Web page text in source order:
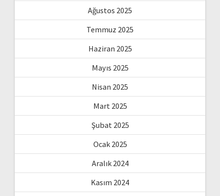
Ağustos 2025
Temmuz 2025
Haziran 2025
Mayıs 2025
Nisan 2025
Mart 2025
Şubat 2025
Ocak 2025
Aralık 2024
Kasım 2024